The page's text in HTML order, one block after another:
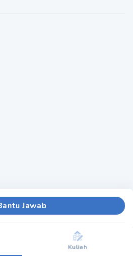
Jawab
Kuliah